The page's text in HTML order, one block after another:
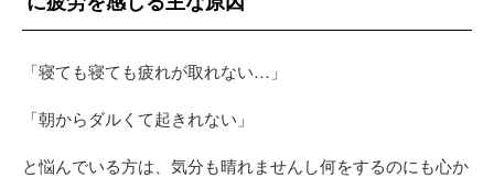
「寝ても寝ても疲れが取れない…」
「朝からダルくて起きれない」
と悩んでいる方は、気分も晴れませんし何をするのにも心か